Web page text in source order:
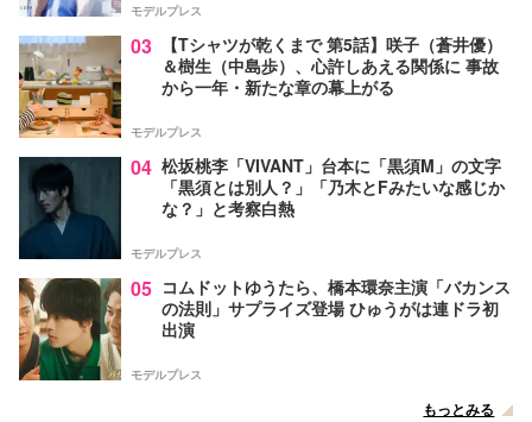
モデルプレス
03
【Tシャツが乾くまで 第5話】咲子（蒼井優）
＆樹生（中島歩）、心許しあえる関係に 事故
から一年・新たな章の幕上がる
モデルプレス
04 松坂桃李「VIVANT」台本に「黒須M」の文字
「黒須とは別人？」「乃木とFみたいな感じか
な？」と考察白熱
モデルプレス
05 コムドットゆうたら、橋本環奈主演「バカンス
の法則」サプライズ登場 ひゅうがは連ドラ初
出演
モデルプレス
もっとみる